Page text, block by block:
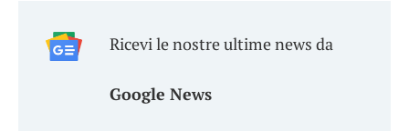
Ricevi le nostre ultime news da
Google News